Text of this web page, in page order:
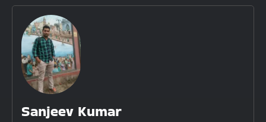
Sanjeev Kumar